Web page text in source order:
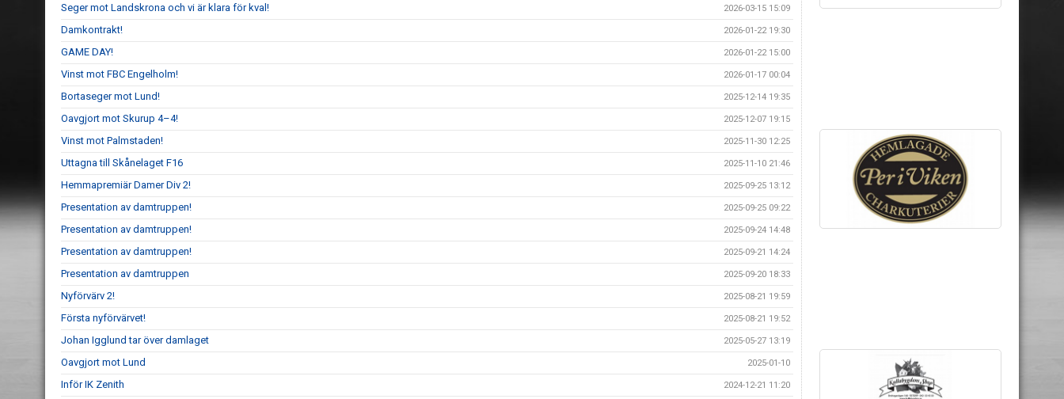
Seger mot Landskrona och vi är klara för kval! 2026-03-15 15:09
Damkontrakt! 2026-01-22 19:30
GAME DAY! 2026-01-22 15:00
Vinst mot FBC Engelholm! 2026-01-17 00:04
Bortaseger mot Lund! 2025-12-14 19:35
Oavgjort mot Skurup 4–4! 2025-12-07 19:15
Vinst mot Palmstaden! 2025-11-30 12:25
Uttagna till Skånelaget F16 2025-11-10 21:46
Hemmapremiär Damer Div 2! 2025-09-25 13:12
Presentation av damtruppen! 2025-09-25 09:22
Presentation av damtruppen! 2025-09-24 14:48
Presentation av damtruppen! 2025-09-21 14:24
Presentation av damtruppen 2025-09-20 18:33
Nyförvärv 2! 2025-08-21 19:59
Första nyförvärvet! 2025-08-21 19:52
Johan Igglund tar över damlaget 2025-05-27 13:19
Oavgjort mot Lund 2025-01-10
Inför IK Zenith 2024-12-21 11:20